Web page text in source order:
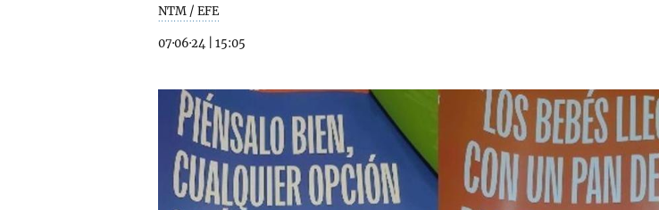
NTM / EFE
07·06·24 15:05